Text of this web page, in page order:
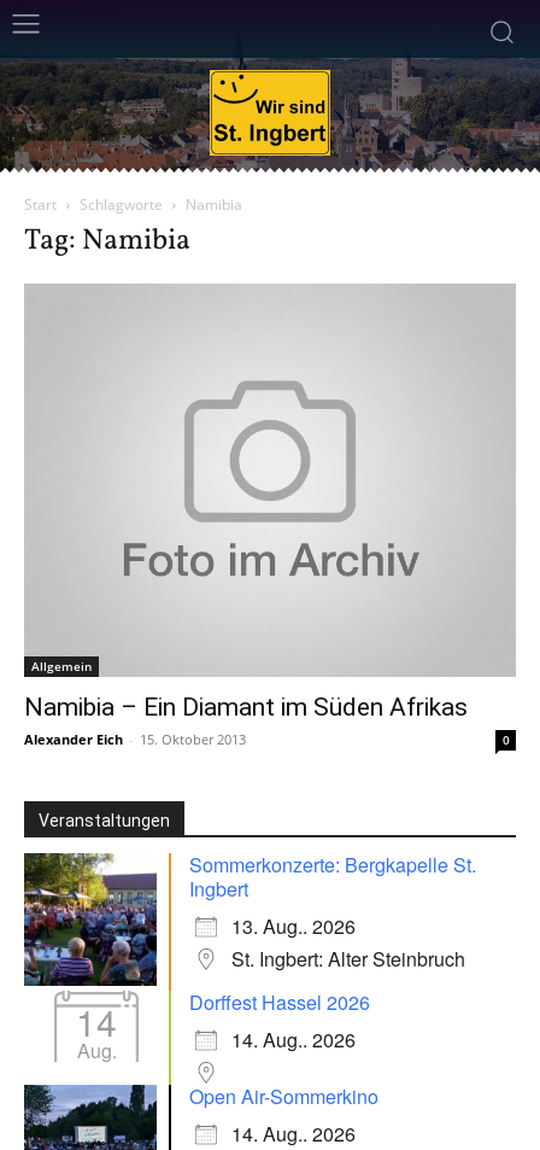
Start Schlagworte Namibia
Tag: Namibia
Allgemein
Namibia – Ein Diamant im Süden Afrikas
Alexander Eich - 15. Oktober 2013 0
Veranstaltungen
Sommerkonzerte: Bergkapelle St.
Ingbert
13. Aug.. 2026
St. Ingbert: Alter Steinbruch
14
Aug.
Dorffest Hassel 2026
14. Aug.. 2026
Open Air-Sommerkino
14. Aug.. 2026